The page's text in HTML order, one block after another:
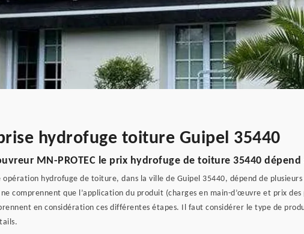
hydrofuge toiture Guipel 35440
MN-PROTEC le prix hydrofuge de toiture 35440
opération hydrofuge de toiture, dans la ville de Guipel 35440, dépend de
ne comprennent que l’application du produit (charges en main-d’œuvre et prix
en considération ces différentes étapes. Il faut considérer le type de